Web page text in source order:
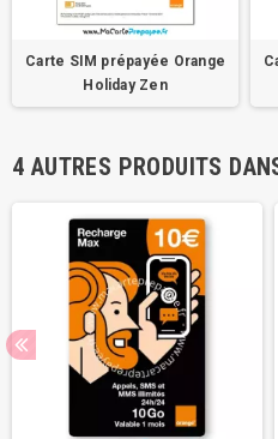
Carte SIM prépayée Orange
Holiday Zen
4 AUTRES PRODUITS